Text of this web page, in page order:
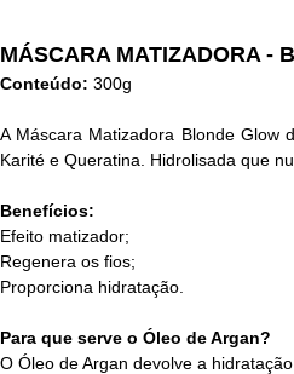
MÁSCARA MATIZADORA -
Conteúdo: 300g
A Máscara Matizadora Blonde Glow
Karité e Queratina. Hidrolisada que
Benefícios:
Efeito matizador;
Regenera os fios;
Proporciona hidratação.
Para que serve o Óleo de Argan?
O Óleo de Argan devolve a